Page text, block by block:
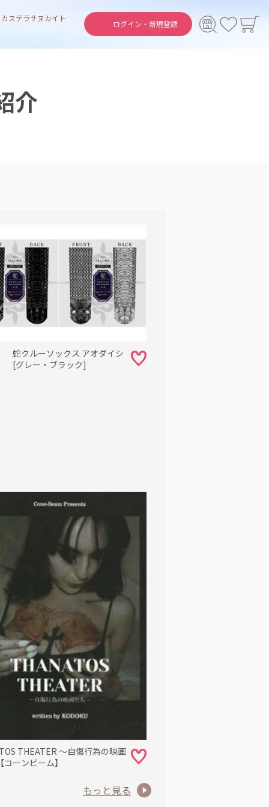
ログイン・ 新規登録
カステラサヌカイト
介
蛇クルーソックス アオダイシ
グレー・ブラック]
THEATER ～自傷行為の映画
ーンビーム】
もっと見る